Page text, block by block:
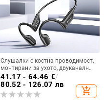
Слушалки с костна проводимост,
монтирани за ухото, двуканално
стерео, Bluetooth 6.0, автономия
над 8 часа
41.17 - 64.46 €/
80.52 - 126.07 лв
add_shopping_cart